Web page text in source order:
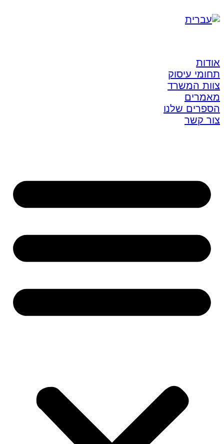
אודות
תחומי עיסוק
צוות המשרד
מאמרים
הספרים שלנו
צור קשר